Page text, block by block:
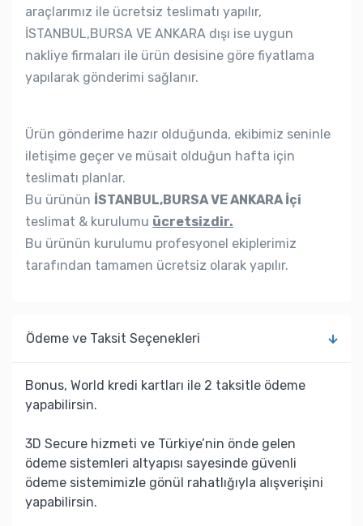
araçlarımız ile ücretsiz teslimatı yapılır,
İSTANBUL,BURSA VE ANKARA dışı ise uygun
nakliye firmaları ile ürün desisine göre fiyatlama
yapılarak gönderimi sağlanır.
Ürün gönderime hazır olduğunda, ekibimiz seninle
iletişime geçer ve müsait olduğun hafta için
teslimatı planlar.
Bu ürünün İSTANBUL,BURSA VE ANKARA İçi
teslimat & kurulumu ücretsizdir.
Bu ürünün kurulumu profesyonel ekiplerimiz
tarafından tamamen ücretsiz olarak yapılır.
Ödeme ve Taksit Seçenekleri
Bonus, World kredi kartları ile 2 taksitle ödeme
yapabilirsin.
3D Secure hizmeti ve Türkiye’nin önde gelen
ödeme sistemleri altyapısı sayesinde güvenli
ödeme sistemimizle gönül rahatlığıyla alışverişini
yapabilirsin.